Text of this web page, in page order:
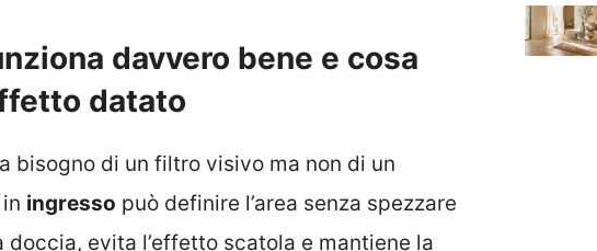
davvero bene e cosa
datato
bisogno di un filtro visivo ma non di un
ingresso può definire l’area senza spezzare
doccia, evita l’effetto scatola e mantiene la